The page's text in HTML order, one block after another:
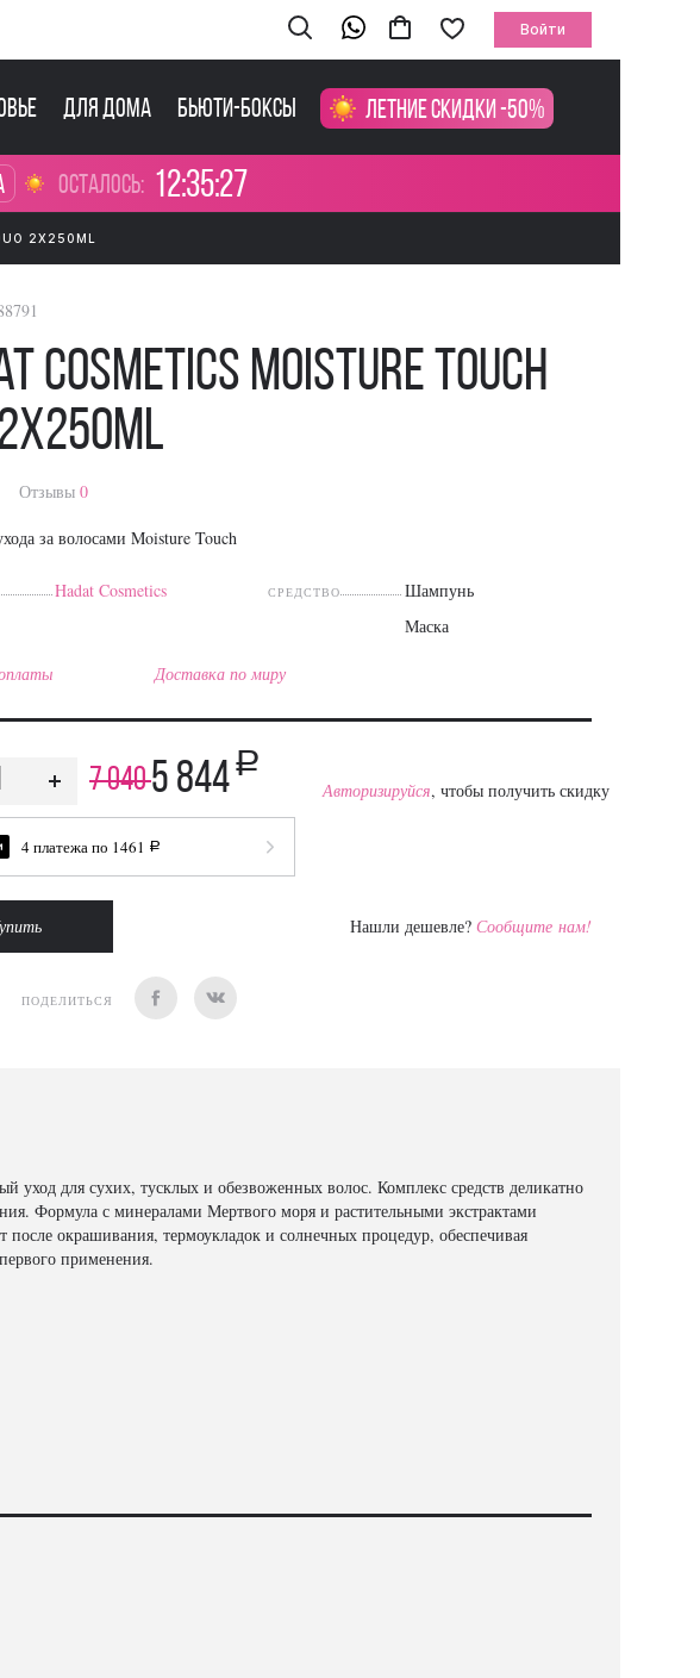
Войти
Для дома Бьюти-боксы Летние скидки -50%
осталось: 12:35:26
2X250ML
Cosmetics Moisture Touch
Отзывы0
за волосами Moisture Touch
Hadat Cosmetics СРЕДСТВО
Шампунь
Маска
Доставка по миру
7 0405 844 a
Авторизируйся, чтобы получить скидку
4 платежа по 1461 a
Нашли дешевле? Сообщите нам!
ПОДЕЛИТЬСЯ
для сухих, тусклых и обезвоженных волос. Комплекс средств деликатно
Формула с минералами Мертвого моря и растительными экстрактами
окрашивания, термоукладок и солнечных процедур, обеспечивая
применения.